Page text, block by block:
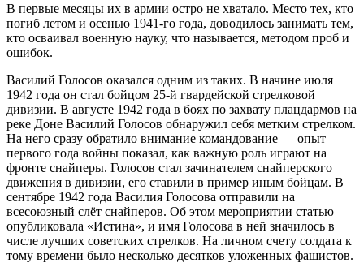
В первые месяцы их в армии остро не хватало. Место тех, кто
погиб летом и осенью 1941-го года, доводилось занимать тем,
кто осваивал военную науку, что называется, методом проб и
ошибок.
Василий Голосов оказался одним из таких. В начине июля
1942 года он стал бойцом 25-й гвардейской стрелковой
дивизии. В августе 1942 года в боях по захвату плацдармов на
реке Доне Василий Голосов обнаружил себя метким стрелком.
На него сразу обратило внимание командование — опыт
первого года войны показал, как важную роль играют на
фронте снайперы. Голосов стал зачинателем снайперского
движения в дивизии, его ставили в пример иным бойцам. В
сентябре 1942 года Василия Голосова отправили на
всесоюзный слёт снайперов. Об этом мероприятии статью
опубликовала «Истина», и имя Голосова в ней значилось в
числе лучших советских стрелков. На личном счету солдата к
тому времени было несколько десятков уложенных фашистов.